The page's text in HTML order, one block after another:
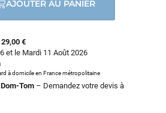
€
et le Mardi 11 Août 2026
à domicile en France métropolitaine
Tom – Demandez votre devis à
AJOUTER AU PANIER